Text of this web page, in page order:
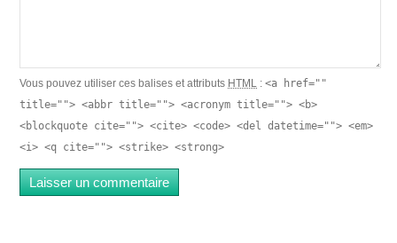
Vous pouvez utiliser ces balises et attributs HTML :<a href=""
title=""> <abbr title=""> <acronym title=""> <b>
<blockquote cite=""> <cite> <code> <del datetime=""> <em>
<i> <q cite=""> <strike> <strong>